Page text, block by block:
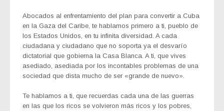
Abocados al enfrentamiento del plan para convertir a Cuba
en la Gaza del Caribe, te hablamos primero a ti, pueblo de
los Estados Unidos, en tu infinita diversidad. A cada
ciudadana y ciudadano que no soporta ya el desvarío
dictatorial que gobierna la Casa Blanca. A ti, que vives
asediado, asediada por los incontables problemas de una
sociedad que dista mucho de ser «grande de nuevo».
Te hablamos a ti, que recuerdas cada una de las guerras
en las que los ricos se volvieron más ricos y los pobres,